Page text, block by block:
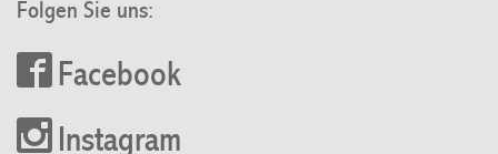
Folgen Sie uns:
Facebook
Instagram